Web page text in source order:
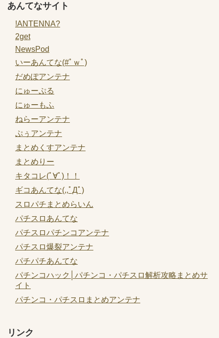
あんてなサイト
!ANTENNA?
2get
NewsPod
いーあんてな(#ﾟｗﾟ)
だめぽアンテナ
にゅーぷる
にゅーもふ
ねらーアンテナ
ぷぅアンテナ
まとめくすアンテナ
まとめりー
キタコレ(ﾟ∀ﾟ)！！
ギコあんてな(,,ﾟДﾟ)
スロパチまとめらいん
パチスロあんてな
パチスロパチンコアンテナ
パチスロ爆裂アンテナ
パチパチあんてな
パチンコハック│パチンコ・パチスロ解析攻略まとめサ
イト
パチンコ・パチスロまとめアンテナ
リンク